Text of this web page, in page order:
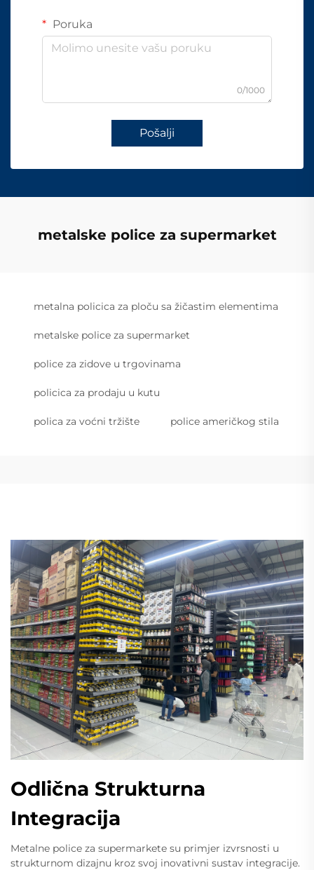
Poruka
0/1000
Pošalji
metalske police za supermarket
metalna policica za ploču sa žičastim elementima
metalske police za supermarket
police za zidove u trgovinama
policica za prodaju u kutu
polica za voćni tržište police američkog stila
Odlična Strukturna
Integracija
Metalne police za supermarkete su primjer izvrsnosti u
strukturnom dizajnu kroz svoj inovativni sustav integracije.